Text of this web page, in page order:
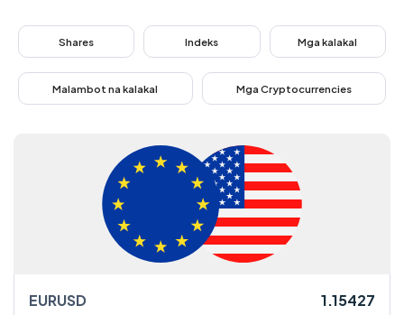
Mga Plataporma
Tulong
Shares Indeks Mga kalakal
Malambot na kalakal Mga Cryptocurrencies
EURUSD 1.15427